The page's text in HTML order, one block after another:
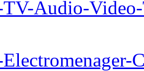
TV-Audio-
Electromenager-